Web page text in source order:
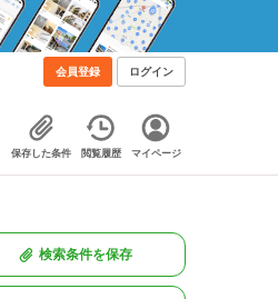
会員登録 ログイン
保存した条件 閲覧履歴 マイページ
検索条件を保存